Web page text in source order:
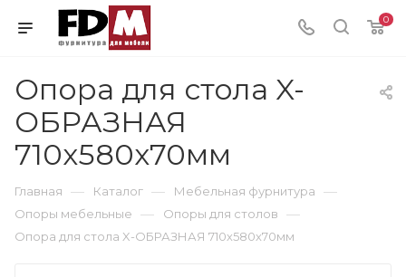
0
Опора для стола X-
ОБРАЗНАЯ
710х580х70мм
Главная — Каталог — Мебельная фурнитура —
Опоры мебельные — Опоры для столов —
Опора для стола X-ОБРАЗНАЯ 710х580х70мм